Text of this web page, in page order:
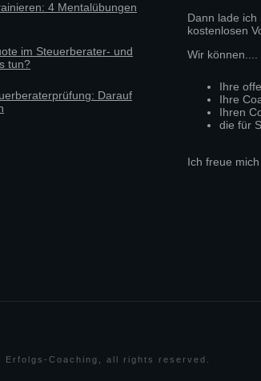
4 Mentalübungen
im Steuerberater- und
tun?
Darauf
Dann lade ich
kostenlosen
Wir können....
Ihre
Ihre
Ihren
die für
Ich freue
Erfolgs-Coaching , all rights reserved.